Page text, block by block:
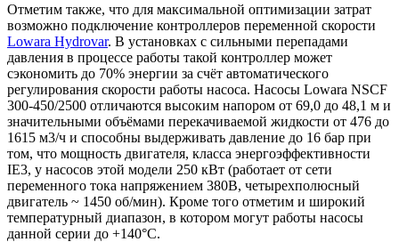
Отметим также, что для максимальной оптимизации затрат
возможно подключение контроллеров переменной скорости
Lowara Hydrovar. В установках с сильными перепадами
давления в процессе работы такой контроллер может
сэкономить до 70% энергии за счёт автоматического
регулирования скорости работы насоса. Насосы Lowara NSCF
300-450/2500 отличаются высоким напором от 69,0 до 48,1 м и
значительными объёмами перекачиваемой жидкости от 476 до
1615 м3/ч и способны выдерживать давление до 16 бар при
том, что мощность двигателя, класса энергоэффективности
IE3, у насосов этой модели 250 кВт (работает от сети
переменного тока напряжением 380В, четырехполюсный
двигатель ~ 1450 об/мин). Кроме того отметим и широкий
температурный диапазон, в котором могут работы насосы
данной серии до +140°C.